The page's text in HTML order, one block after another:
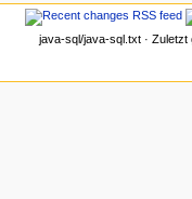
java-sql/java-sql.txt ·